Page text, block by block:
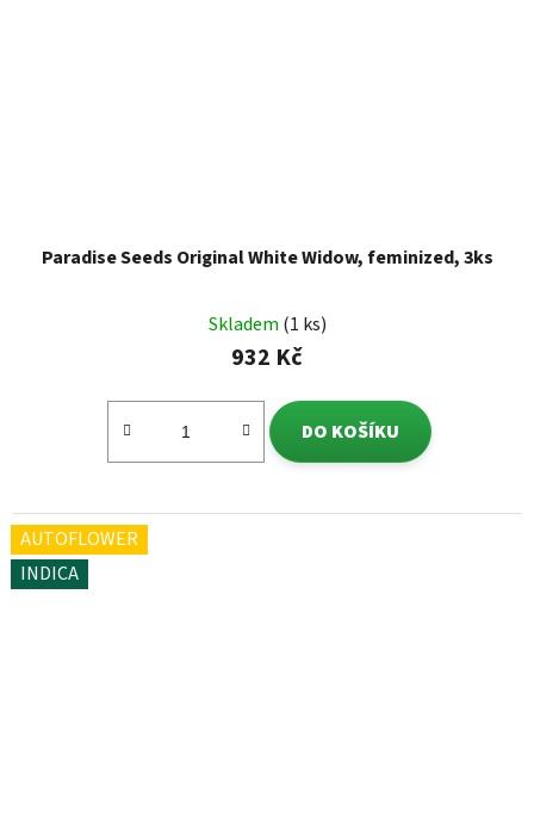
Paradise Seeds Original White Widow, feminized, 3ks
Skladem (1 ks)
932 Kč
DO KOŠÍKU
AUTOFLOWER
INDICA